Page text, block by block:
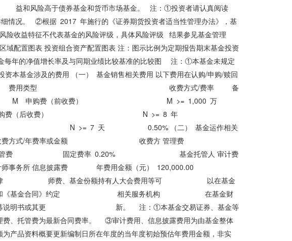
和风险高于债券基金和货币市场基金。 注：①投资者请认真阅读
根据 2017 年施行的《证券期货投资者适当性管理办法》，基
收益特征不代表基金的风险评级，具体风险评级 结果参见基金管理
配置图表 投资组合资产配置图表 注：图示比例为定期报告期末基金投资
每年的净值增长率及与同期业绩比较基准的比较图 注：①本基金未规定
本基金涉及的费用 （一） 基金销售相关费用 以下费用在认购/申购/赎回
额（M） 费用类型 收费方式/费率 备
（前收费） M >= 1,000 万
（后收费） N >= 8 年
0.50% （二） 基金运作相关
类别 收费方式/年费率或金额 收费方 管理费
托管费 固定费率 0.20% 基金托管人 审计费
所 信息披露费 年费用金额（元） 120,000.00
律 师费、基金份额持有人大会费用等可 以在基金
规定和《基金合同》约定 相关服务机构 在基金财
募说明书或其更 新。 注：①本基金交易证券、基金等
、托管费为最新合同费率。 ③审计费用、信息披露费用为由基金整体
品资料概要更新编制日所在年度的当年度初始预估年费用金额，非实